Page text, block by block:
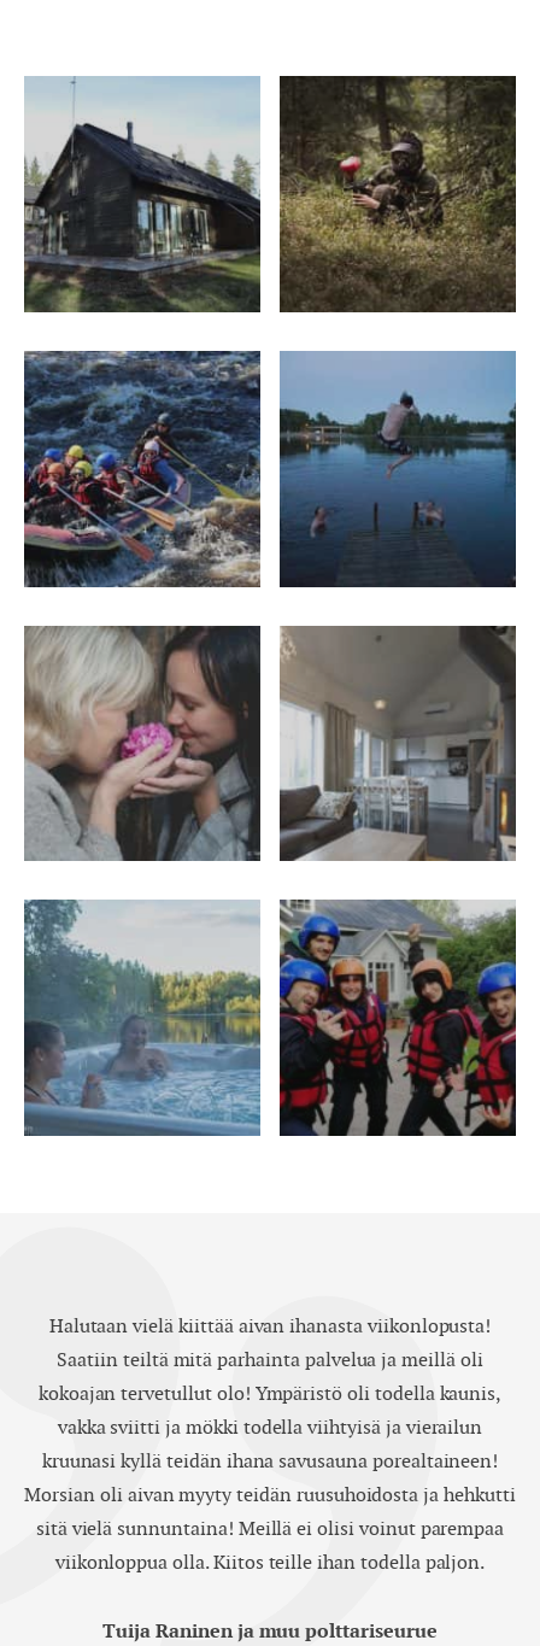
Halutaan vielä kiittää aivan ihanasta viikonlopusta!
Saatiin teiltä mitä parhainta palvelua ja meillä oli
kokoajan tervetullut olo! Ympäristö oli todella kaunis,
vakka sviitti ja mökki todella viihtyisä ja vierailun
kruunasi kyllä teidän ihana savusauna porealtaineen!
Morsian oli aivan myyty teidän ruusuhoidosta ja hehkutti
sitä vielä sunnuntaina! Meillä ei olisi voinut parempaa
viikonloppua olla. Kiitos teille ihan todella paljon.
Tuija Raninen ja muu polttariseurue